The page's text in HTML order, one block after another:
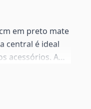
em preto mate
central é ideal
acessórios. A